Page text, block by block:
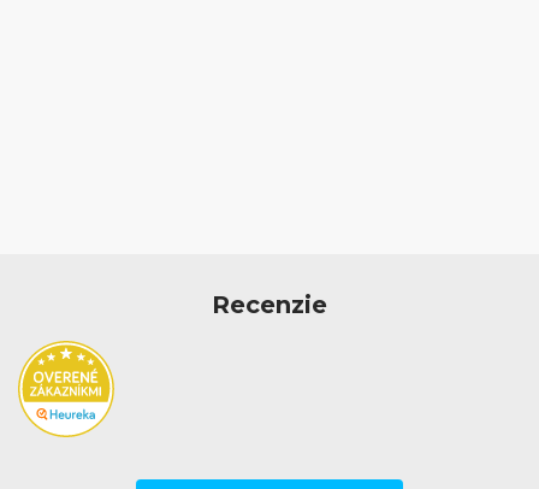
Recenzie